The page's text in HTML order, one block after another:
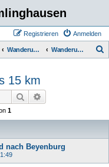
Anmelden
Registrieren
Wanderungen Wanderungen bis 15 km
15 km
Suche
1
nach Beyenburg